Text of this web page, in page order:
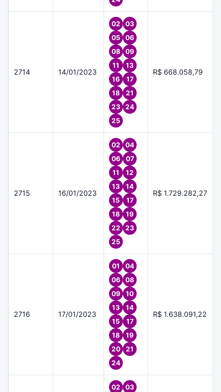
2714 14/01/2023
02
03
05
06
08
09
11
13
16
17
18
21
23
24
25
R$ 668.058,79
2715 16/01/2023
02
04
06
07
11
12
13
14
15
17
18
19
22
23
25
R$ 1.729.282,27
2716 17/01/2023
01
04
06
08
09
10
13
14
15
17
18
19
20
21
24
R$ 1.638.091,22
02
03